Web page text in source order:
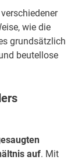
wie die
grundsätzlich
beutellose
auf. Mit